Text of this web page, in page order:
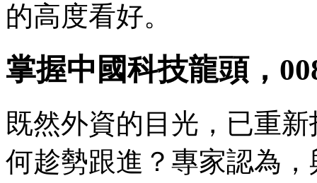
的高度看好。
掌握中國科技龍頭，
既然外資的目光，已重
何趁勢跟進？專家認為